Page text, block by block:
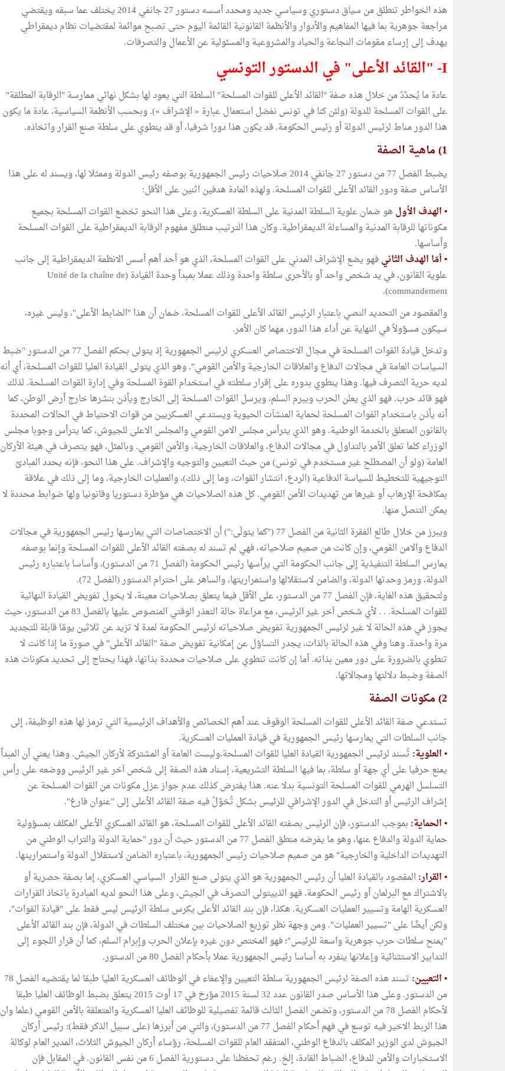
هذه الخواطر تنطلق من سياق دستوري وسياسي جديد ومحدد أسسه دستور 27 جانفي 2014 يختلف عما سبقه ويقتضي
مراجعة جوهرية بما فيها المفاهيم والأدوار والأنظمة القانونية القائمة اليوم حتى تصبح موائمة لمقتضيات نظام ديمقراطي
يهدف إلى إرساء مقومات النجاعة والحياد والمشروعية والمسئولية عن الأعمال والتصرفات.
I- "القائد الأعلى" في الدستور التونسي
عادة ما يُحدَّدُ من خلال هذه صفة "القائد الأعلى للقوات المسلحة" السلطة التي يعود لها بشكل نهائي ممارسة "الرقابة المطلقة"
على القوات المسلحة للدولة (ولئن كنا في تونس نفضل استعمال عبارة « الإشراف »). وبحسب الأنظمة السياسية، عادة ما يكون
هذا الدور مناط لرئيس الدولة أو رئيس الحكومة. قد يكون هذا دورا شرفيا، أو قد ينطوي على سلطة صنع القرار واتخاذه.
1) ماهية الصفة
يضبط الفصل 77 من دستور 27 جانفي 2014 صلاحيات رئيس الجمهورية بوصفه رئيس الدولة وممثلا لها، ويسند له على هذا
الأساس صفة ودور القائد الأعلى للقوات المسلحة. ولهذه المادة هدفين اثنين على الأقل:
•الهدف الأول هو ضمان علوية السلطة المدنية على السلطة العسكرية، وعلى هذا النحو تخضع القوات المسلحة بجميع
مكوناتها للرقابة المدنية والمساءلة الديمقراطية. وكان هذا الترتيب منطلق مفهوم الرقابة الديمقراطية على القوات المسلحة
وأساسها.
•أمّا الهدف الثانيفهو يضع الإشراف المدني على القوات المسلحة، الذي هو أحد أهم أسس الانظمة الديمقراطية إلى جانب
علوية القانون، في يد شخص واحد أو بالأحرى سلطة واحدة وذلك عملا بمبدأ وحدة القيادة (Unité de la chaîne de
commandement).
والمقصود من التحديد النصي باعتبار الرئيس القائد الأعلى للقوات المسلحة، ضمان أن هذا "الضابط الأعلى"، وليس غيره،
سيكون مسؤولاً في النهاية عن أداء هذا الدور، مهما كان الأمر.
وتدخل قيادة القوات المسلحة في مجال الاختصاص العسكري لرئيس الجمهورية إذ يتولى بحكم الفصل 77 من الدستور "ضبط
السياسات العامة في مجالات الدفاع والعلاقات الخارجية والأمن القومي". وهو الذي يتولى القيادة العليا للقوات المسلحة، أي أنه
لديه حرية التصرف فيها. وهذا ينطوي بدوره على إقرار سلطته في استخدام القوة المسلحة وفي إدارة القوات المسلحة. لذلك
فهو قائد حرب. فهو الذي يعلن الحرب ويبرم السلم، ويرسل القوات المسلحة إلى الخارج ويأذن بنشرها خارج أرض الوطن، كما
أنه يأذن باستخدام القوات المسلحة لحماية المنشآت الحيوية ويستدعي العسكريين من قوات الاحتياط في الحالات المحددة
بالقانون المتعلق بالخدمة الوطنية. وهو الذي يترأس مجلس الامن القومي والمجلس الاعلى للجيوش، كما يترأس وجوبا مجلس
الوزراء كلما تعلق الأمر بالتداول في مجالات الدفاع، والعلاقات الخارجية، والأمن القومي. وبالمثل، فهو يتصرف في هيئة الأركان
العامة (ولو أن المصطلح غير مستخدم في تونس) من حيث التعيين والتوجيه والإشراف. على هذا النحو، فإنه يحدد المبادئ
التوجيهية للتخطيط للسياسة الدفاعية (الردع، انتشار القوات، وما إلى ذلك)، والعمليات الخارجية، وما إلى ذلك في علاقة
بمكافحة الإرهاب أو غيرها من تهديدات الأمن القومي. كل هذه الصلاحيات هي مؤطرة دستوريا وقانونيا ولها ضوابط محددة لا
يمكن التنصل منها.
ويبرز من خلال طالع الفقرة الثانية من الفصل 77 ("كما يتولّى:") أن الاختصاصات التي يمارسها رئيس الجمهورية في مجالات
الدفاع والامن القومي، وإن كانت من صميم صلاحياته، فهي لم تسند له بصفته القائد الأعلى للقوات المسلحة وإنما بوصفه
يمارس السلطة التنفيذية إلى جانب الحكومة التي يرأسها رئيس الحكومة (الفصل 71 من الدستور)، وأساسا باعتباره رئيس
الدولة، ورمز وحدتها الدولة، والضامن لاستقلالها واستمراريتها، والساهر على احترام الدستور (الفصل 72).
ولتحقيق هذه الغاية، فإن الفصل 77 من الدستور، على الأقل فيما يتعلق بصلاحيات معينة، لا يخول تفويض القيادة النهائية
للقوات المسلحة. . . لأي شخص آخر غير الرئيس، مع مراعاة حالة التعذر الوقتي المنصوص عليها بالفصل 83 من الدستور، حيث
يجوز في هذه الحالة لا غير لرئيس الجمهورية تفويض صلاحياته لرئيس الحكومة لمدة لا تزيد عن ثلاثين يومًا قابلة للتجديد
مرة واحدة. وهنا وفي هذه الحالة بالذات، يجدر التساؤل عن إمكانية تفويض صفة "القائد الأعلى" في صورة ما إذا كانت لا
تنطوي بالضرورة على دور معين بذاته. أما إن كانت تنطوي على صلاحيات محددة بذاتها، فهذا يحتاج إلى تحديد مكونات هذه
الصفة وضبط دلالتها ومجالاتها.
2) مكونات الصفة
تستدعي صفة القائد الأعلى للقوات المسلحة الوقوف عند أهم الخصائص والأهداف الرئيسية التي ترمز لها هذه الوظيفة، إلى
جانب السلطات التي يمارسها رئيس الجمهورية في قيادة العمليات العسكرية.
•العلوية: تُسند لرئيس الجمهورية القيادة العليا للقوات المسلحة،وليست العامة أو المشتركة لأركان الجيش. وهذا يعني أن المبدأ
يمنع حرفيا على أي جهة أو سلطة، بما فيها السلطة التشريعية، إسناد هذه الصفة إلى شخص آخر غير الرئيس ووضعه على رأس
التسلسل الهرمي للقوات المسلحة التونسية بدلا عنه. هذا يفترض كذلك عدم جواز عزل مكونات من القوات المسلحة عن
إشراف الرئيس أو التدخل في الدور الإشرافي للرئيس بشكل تُحَوًلُ فيه صفة القائد الأعلى إلى "عنوان فارغ".
•الحماية: بموجب الدستور، فإن الرئيس بصفته القائد الأعلى للقوات المسلحة، هو القائد العسكري الأعلى المكلف بمسؤولية
حماية الدولة والدفاع عنها، وهو ما يفرضه منطق الفصل 77 من الدستور حيث أن دور "حماية الدولة والتراب الوطني من
التهديدات الداخلية والخارجية" هو من صميم صلاحيات رئيس الجمهورية، باعتباره الضامن لاستقلال الدولة واستمراريتها.
•القرار: المقصود بالقيادة العليا أن رئيس الجمهورية هو الذي يتولى صنع القرار السياسي العسكري، إما بصفة حصرية أو
بالاشتراك مع البرلمان أو رئيس الحكومة. فهو الذييتولى التصرف في الجيش، وعلى هذا النحو لديه المبادرة باتخاذ القرارات
العسكرية الهامة وتسيير العمليات العسكرية. هكذا، فإن بند القائد الأعلى يكرس سلطة الرئيس ليس فقط على "قيادة القوات"،
ولكن أيضًا على "تسيير العمليات". ومن وجهة نظر توزيع الصلاحيات بين مختلف السلطات في الدولة، فإن بند القائد الأعلى
"يمنح سلطات حرب جوهرية واسعة للرئيس"؛ فهو المختص دون غيره بإعلان الحرب وإبرام السلم، كما أن قرار اللجوء إلى
التدابير الاستثنائية وإعلانها ينفرد به أساسا رئيس الجمهورية عملا بأحكام الفصل 80 من الدستور.
• التعيين:
تسند هذه الصفة لرئيس الجمهورية سلطة التعيين والإعفاء في الوظائف العسكرية العليا طبقا لما يقتضيه الفصل 78
من الدستور. وعلى هذا الأساس صدر القانون عدد 32 لسنة 2015 مؤرخ في 17 أوت 2015 يتعلق بضبط الوظائف العليا طبقا
لأحكام الفصل 78 من الدستور، وتضمن الفصل الثالث قائمة تفصيلية للوظائف العليا العسكرية والمتعلقة بالأمن القومي (علما وان
هذا الربط الاخير فيه توسع في فهم أحكام الفصل 77 من الدستور)، والتي من أبرزها (على سبيل الذكر فقط): رئيس أركان
الجيوش لدى الوزير المكلف بالدفاع الوطني، المتفقد العام للقوات المسلحة، رؤساء أركان الجيوش الثلاث، المدير العام لوكالة
الاستخبارات والأمن للدفاع، الضباط القادة، إلخ. رغم تحفظنا على دستورية الفصل 6 من نفس القانون. في المقابل فإن